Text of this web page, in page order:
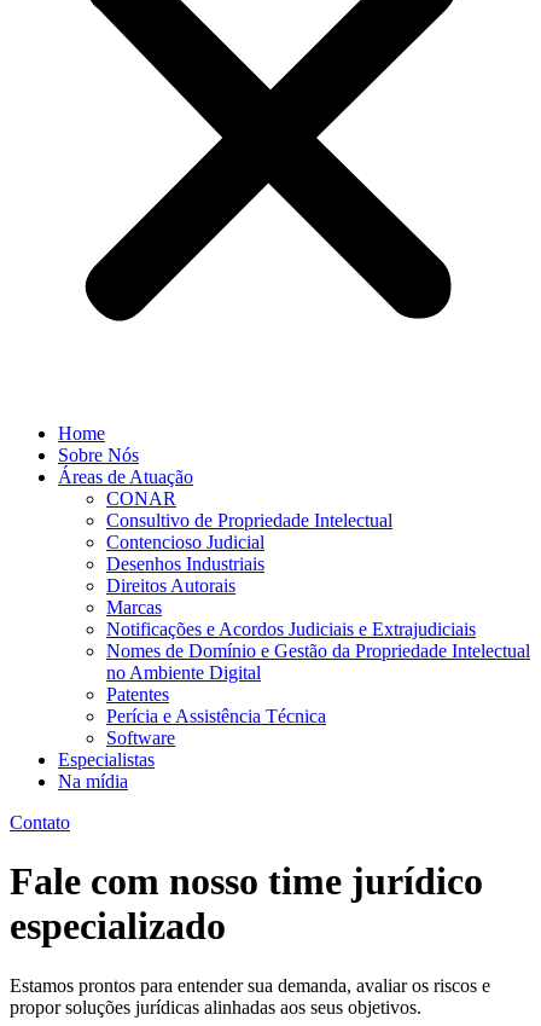
Home
Sobre Nós
Áreas de Atuação
CONAR
Consultivo de Propriedade Intelectual
Contencioso Judicial
Desenhos Industriais
Direitos Autorais
Marcas
Notificações e Acordos Judiciais e Extrajudiciais
Nomes de Domínio e Gestão da Propriedade Intelectual
no Ambiente Digital
Patentes
Perícia e Assistência Técnica
Software
Especialistas
Na mídia
Contato
Fale com nosso time jurídico
especializado
Estamos prontos para entender sua demanda, avaliar os riscos e
propor soluções jurídicas alinhadas aos seus objetivos.